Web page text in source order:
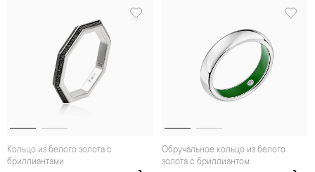
Кольцо из белого золота с
бриллиантами
Обручальное кольцо из белого
золота с бриллиантом